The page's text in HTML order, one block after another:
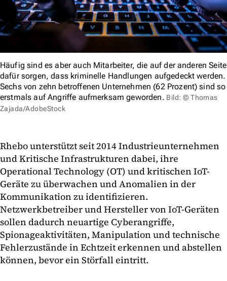
Häufig sind es aber auch Mitarbeiter, die auf der anderen Seite
dafür sorgen, dass kriminelle Handlungen aufgedeckt werden.
Sechs von zehn betroffenen Unternehmen (62 Prozent) sind so
erstmals auf Angriffe aufmerksam geworden. Bild: © Thomas
Zajada/AdobeStock
Rhebo unterstützt seit 2014 Industrieunternehmen
und Kritische Infrastrukturen dabei, ihre
Operational Technology (OT) und kritischen IoT-
Geräte zu überwachen und Anomalien in der
Kommunikation zu identifizieren.
Netzwerkbetreiber und Hersteller von IoT-Geräten
sollen dadurch neuartige Cyberangriffe,
Spionageaktivitäten, Manipulation und technische
Fehlerzustände in Echtzeit erkennen und abstellen
können, bevor ein Störfall eintritt.